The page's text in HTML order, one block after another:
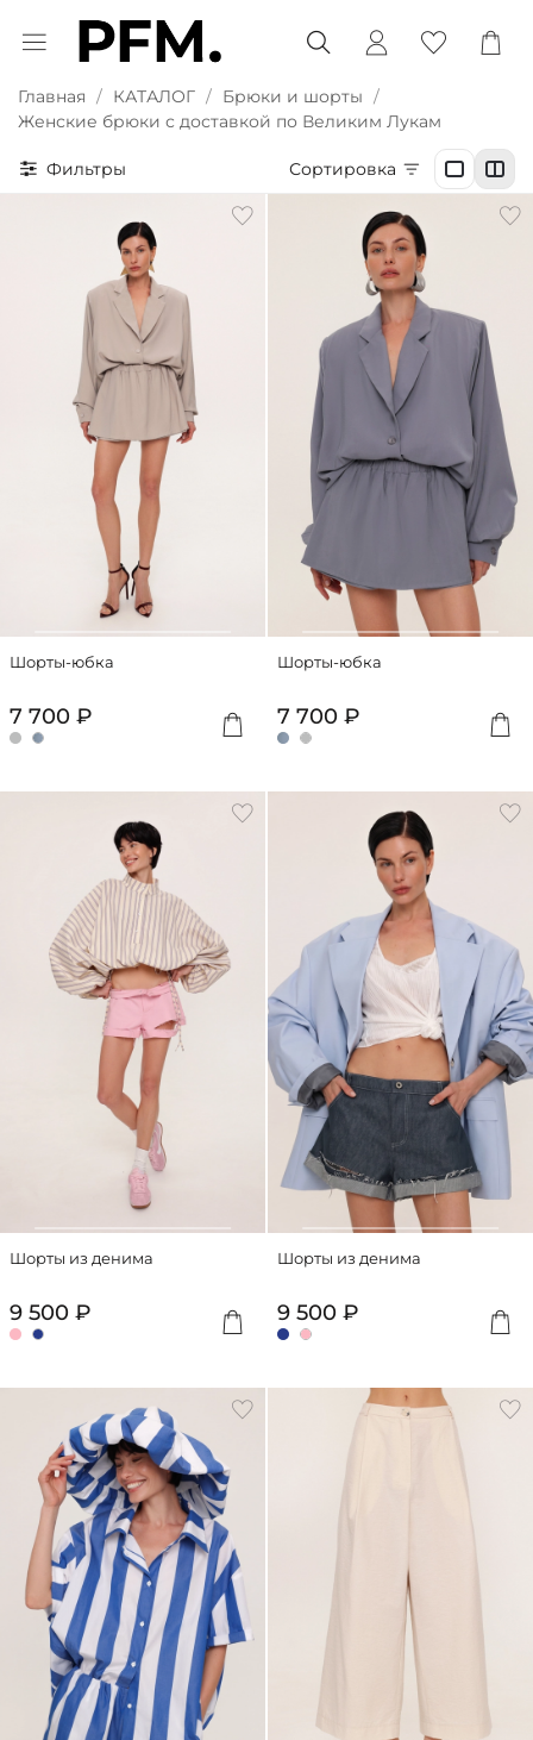
Главная КАТАЛОГ
Брюки и шорты
Женские брюки с доставкой по Великим Лукам
Фильтры Сортировка
Шорты-юбка
7 700 ₽
Шорты-юбка
7 700 ₽
Шорты из денима
9 500 ₽
Шорты из денима
9 500 ₽